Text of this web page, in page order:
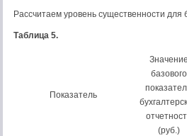
Рассчитаем уровень существенности для
Таблица 5.
Показатель
Значение
базового
(руб.)